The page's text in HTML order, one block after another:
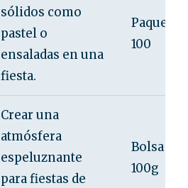
sólidos como
pastel o
ensaladas en una
fiesta.
Paquete
100
Crear una
atmósfera
espeluznante
para fiestas de
Bolsa de
100g